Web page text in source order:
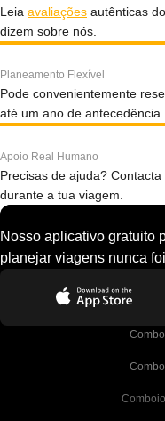
Leia avaliações autênticas do
dizem sobre nós.
Planeamento Flexível
Pode convenientemente
até um ano de antecedência.
Apoio Real Humano
Precisas de ajuda?
durante a tua viagem.
Nosso aplicativo gratuito
planejar viagens nunca